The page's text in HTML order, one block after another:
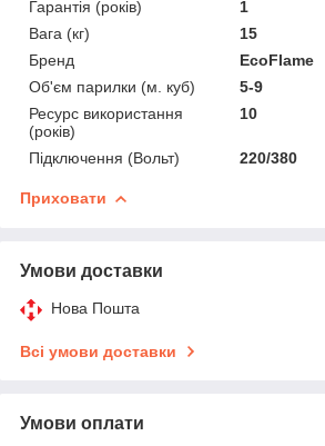
Гарантія (років)
1
Вага (кг)
15
Бренд
EcoFlame
Об'єм парилки (м. куб)
5-9
Ресурс використання
(років)
10
Підключення (Вольт) 220/380
Приховати
Умови доставки
Нова Пошта
Всі умови доставки
Умови оплати